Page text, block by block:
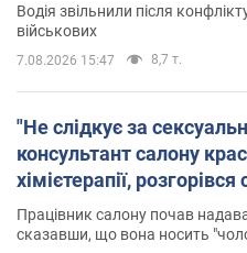
Водія звільнили після
військових
7.08.2026 15:47 8,7 т.
"Не слідкує за
консультант салону
хімієтерапії,
Працівник салону почав
сказавши, що вона носить